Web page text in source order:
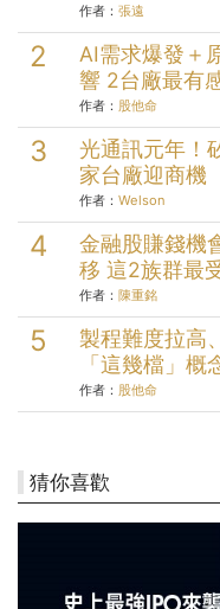
作者： 張遠
AI需求爆發＋
響 2台廠最有
作者： 股他命
光通訊元年！
家台廠迎商機
作者： Welson
金融股賺錢機
移 這2族群最
作者： 陳重銘
製程難度拉高
「這幾檔」概
作者： 股他命
猜你喜歡